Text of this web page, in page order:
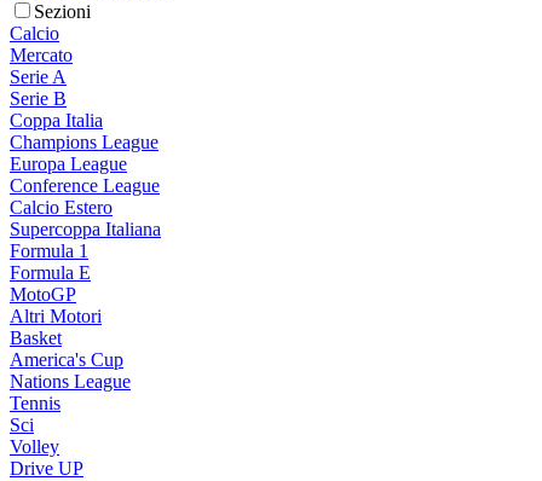
Sezioni
Calcio
Mercato
Serie A
Serie B
Coppa Italia
Champions League
Europa League
Conference League
Calcio Estero
Supercoppa Italiana
Formula 1
Formula E
MotoGP
Altri Motori
Basket
America's Cup
Nations League
Tennis
Sci
Volley
Drive UP